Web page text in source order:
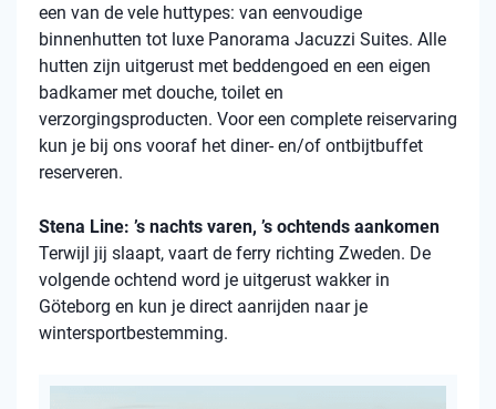
een van de vele huttypes: van eenvoudige
binnenhutten tot luxe Panorama Jacuzzi Suites. Alle
hutten zijn uitgerust met beddengoed en een eigen
badkamer met douche, toilet en
verzorgingsproducten. Voor een complete reiservaring
kun je bij ons vooraf het diner- en/of ontbijtbuffet
reserveren.
Stena Line: ’s nachts varen, ’s ochtends aankomen
Terwijl jij slaapt, vaart de ferry richting Zweden. De
volgende ochtend word je uitgerust wakker in
Göteborg en kun je direct aanrijden naar je
wintersportbestemming.